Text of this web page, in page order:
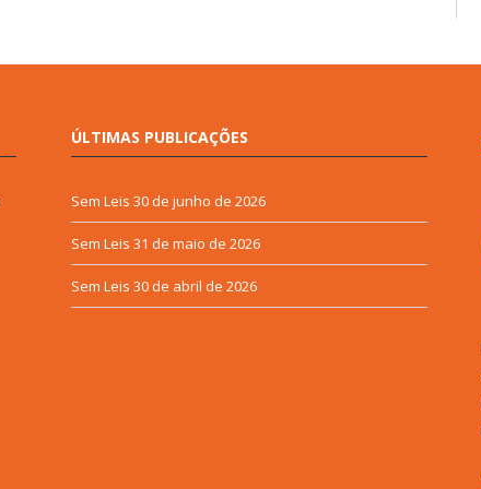
ÚLTIMAS PUBLICAÇÕES
Sem Leis 30 de junho de 2026
Sem Leis 31 de maio de 2026
Sem Leis 30 de abril de 2026